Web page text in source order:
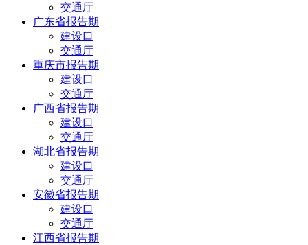
交通厅
广东省报告期
建设口
交通厅
重庆市报告期
建设口
交通厅
广西省报告期
建设口
交通厅
湖北省报告期
建设口
交通厅
安徽省报告期
建设口
交通厅
江西省报告期